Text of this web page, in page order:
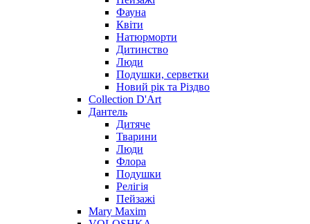
Фауна
Квіти
Натюрморти
Дитинство
Люди
Подушки, серветки
Новий рік та Різдво
Collection D'Art
Дантель
Дитяче
Тварини
Люди
Флора
Подушки
Релігія
Пейзажі
Mary Maxim